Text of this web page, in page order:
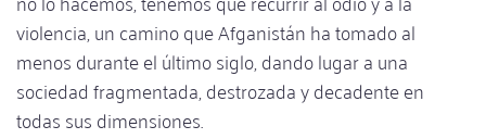
violencia, un camino que Afganistán ha tomado al
menos durante el último siglo, dando lugar a una
sociedad fragmentada, destrozada y decadente en
todas sus dimensiones.